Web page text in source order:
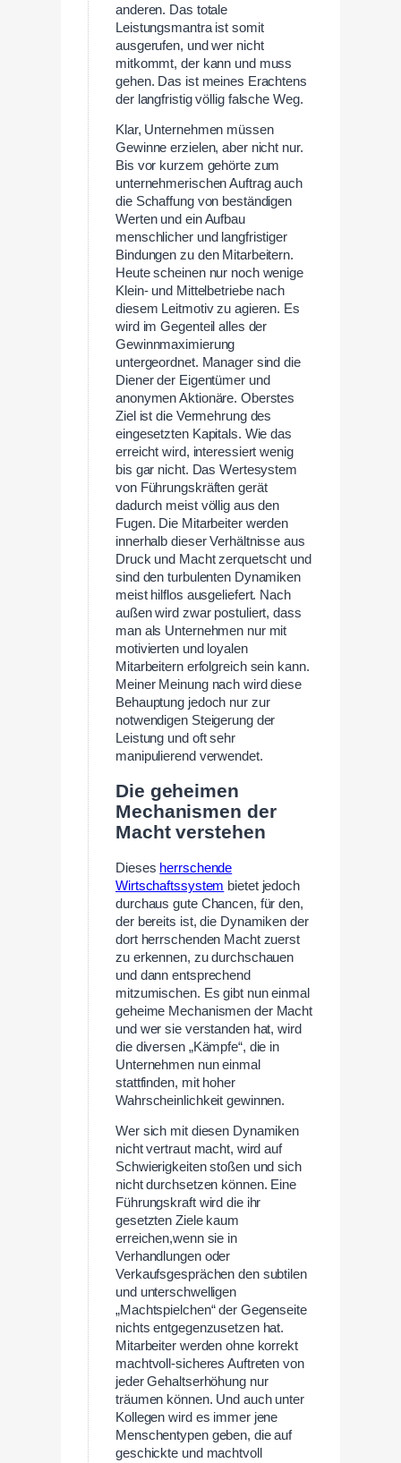
anderen. Das totale
Leistungsmantra ist somit
ausgerufen, und wer nicht
mitkommt, der kann und muss
gehen. Das ist meines Erachtens
der langfristig völlig falsche Weg.
Klar, Unternehmen müssen
Gewinne erzielen, aber nicht nur.
Bis vor kurzem gehörte zum
unternehmerischen Auftrag auch
die Schaffung von beständigen
Werten und ein Aufbau
menschlicher und langfristiger
Bindungen zu den Mitarbeitern.
Heute scheinen nur noch wenige
Klein- und Mittelbetriebe nach
diesem Leitmotiv zu agieren. Es
wird im Gegenteil alles der
Gewinnmaximierung
untergeordnet. Manager sind die
Diener der Eigentümer und
anonymen Aktionäre. Oberstes
Ziel ist die Vermehrung des
eingesetzten Kapitals. Wie das
erreicht wird, interessiert wenig
bis gar nicht. Das Wertesystem
von Führungskräften gerät
dadurch meist völlig aus den
Fugen. Die Mitarbeiter werden
innerhalb dieser Verhältnisse aus
Druck und Macht zerquetscht und
sind den turbulenten Dynamiken
meist hilflos ausgeliefert. Nach
außen wird zwar postuliert, dass
man als Unternehmen nur mit
motivierten und loyalen
Mitarbeitern erfolgreich sein kann.
Meiner Meinung nach wird diese
Behauptung jedoch nur zur
notwendigen Steigerung der
Leistung und oft sehr
manipulierend verwendet.
Die geheimen
Mechanismen der
Macht verstehen
Dieses herrschende
Wirtschaftssystem bietet jedoch
durchaus gute Chancen, für den,
der bereits ist, die Dynamiken der
dort herrschenden Macht zuerst
zu erkennen, zu durchschauen
und dann entsprechend
mitzumischen. Es gibt nun einmal
geheime Mechanismen der Macht
und wer sie verstanden hat, wird
die diversen „Kämpfe“, die in
Unternehmen nun einmal
stattfinden, mit hoher
Wahrscheinlichkeit gewinnen.
Wer sich mit diesen Dynamiken
nicht vertraut macht, wird auf
Schwierigkeiten stoßen und sich
nicht durchsetzen können. Eine
Führungskraft wird die ihr
gesetzten Ziele kaum
erreichen,wenn sie in
Verhandlungen oder
Verkaufsgesprächen den subtilen
und unterschwelligen
„Machtspielchen“ der Gegenseite
nichts entgegenzusetzen hat.
Mitarbeiter werden ohne korrekt
machtvoll-sicheres Auftreten von
jeder Gehaltserhöhung nur
träumen können. Und auch unter
Kollegen wird es immer jene
Menschentypen geben, die auf
geschickte und machtvoll